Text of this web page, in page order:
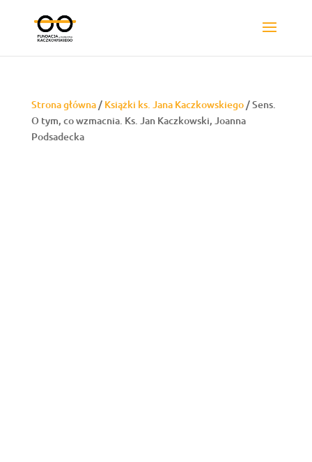
Strona główna/ Książki ks. Jana Kaczkowskiego/ Sens.
O tym, co wzmacnia. Ks. Jan Kaczkowski, Joanna
Podsadecka